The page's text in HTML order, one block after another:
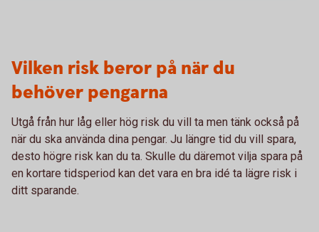
Vilken risk beror på när du
behöver pengarna
Utgå från hur låg eller hög risk du vill ta men tänk också på
när du ska använda dina pengar. Ju längre tid du vill spara,
desto högre risk kan du ta. Skulle du däremot vilja spara på
en kortare tidsperiod kan det vara en bra idé ta lägre risk i
ditt sparande.